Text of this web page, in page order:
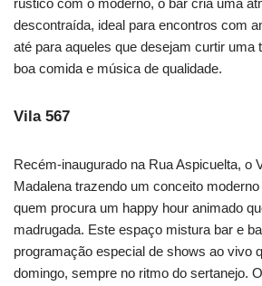
rústico com o moderno, o bar cria uma
descontraída, ideal para encontros com
até para aqueles que desejam curtir uma
boa comida e música de qualidade.
Vila 567
Recém-inaugurado na Rua Aspicuelta, o
Madalena trazendo um conceito
quem procura um happy hour animado
madrugada. Este espaço mistura bar e
programação especial de shows ao vivo
domingo, sempre no ritmo do sertanejo.